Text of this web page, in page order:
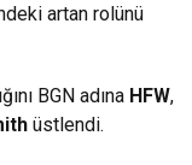
artan rolünü
BGN adına HFW,
üstlendi.